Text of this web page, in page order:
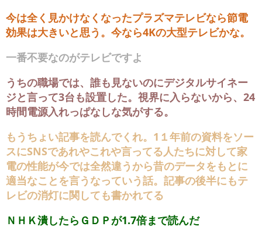
今は全く見かけなくなったプラズマテレビなら節電
効果は大きいと思う。今なら4Kの大型テレビかな。
一番不要なのがテレビですよ
うちの職場では、誰も見ないのにデジタルサイネー
ジと言って3台も設置した。視界に入らないから、24
時間電源入れっぱなしな気がする。
もうちょい記事を読んでくれ。1１年前の資料をソー
スにSNSであれやこれや言ってる人たちに対して家
電の性能が今では全然違うから昔のデータをもとに
適当なことを言うなっていう話。記事の後半にもテ
レビの消灯に関しても書かれてる
ＮＨＫ潰したらＧＤＰが1.7倍まで読んだ